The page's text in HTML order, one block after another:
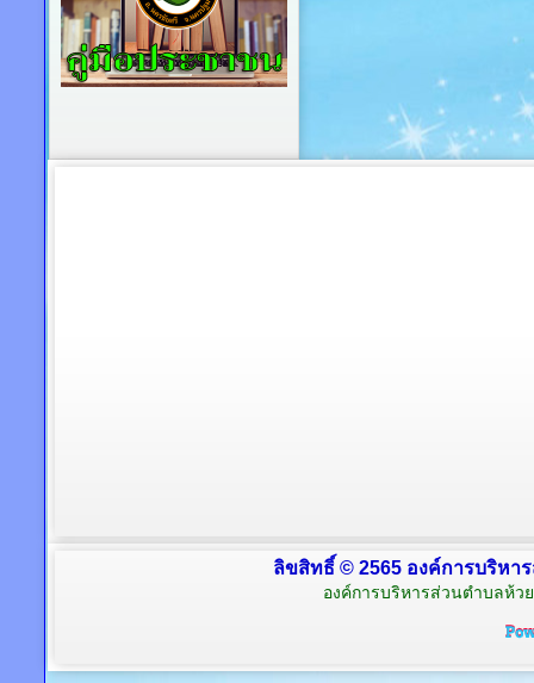
ลิขสิทธิ์ © 2565 องค์การบริหา
องค์การบริหารส่วนตำบลห้ว